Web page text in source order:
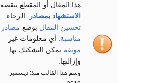
هذا المقال أو المقطع ينقصه
الاستشهاد بمصادر
. الرجاء
تحسين المقال بوضع مصادر
مناسبة . أي معلومات غير
موثقة يمكن التشكيك بها
وإزالتها.
وسم هذا القالب منذ: ديسمبر